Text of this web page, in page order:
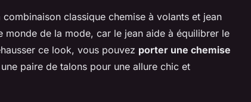
classique chemise à volants et jean
monde de la mode, car le jean aide à équilibrer le
ce look, vous pouvez porter une chemise
paire de talons pour une allure chic et